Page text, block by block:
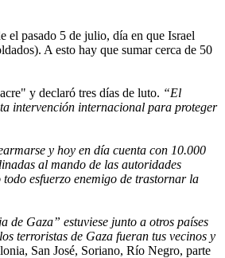
el pasado 5 de julio, día en que Israel
A esto hay que sumar cerca de 50
y declaró tres días de luto. “El
intervención internacional para proteger
y hoy en día cuenta con 10.000
al mando de las autoridades
esfuerzo enemigo de trastornar la
de Gaza” estuviese junto a otros países
terroristas de Gaza fueran tus vecinos y
San José, Soriano, Río Negro, parte